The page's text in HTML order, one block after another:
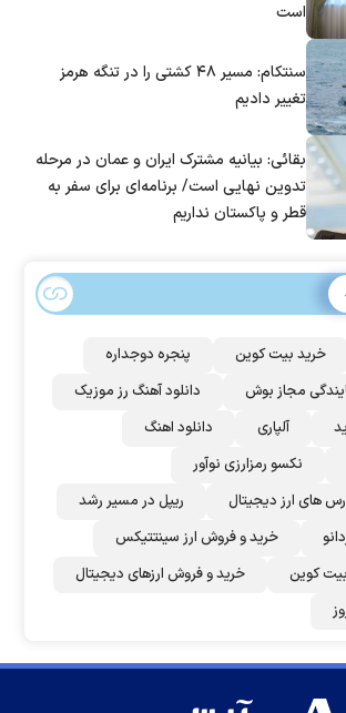
است
سنتکام: مسیر ۴۸ کشتی را در تنگه هرمز
تغییر دادیم
بقائی: بیانیه مشترک ایران و عمان در مرحله
تدوین نهایی است/ برنامه‌ای برای سفر به
قطر و پاکستان نداریم
خرید بیت کوین
پنجره دوجداره
مجاز بوش
دانلود آهنگ رز‌ موزیک
آلپاری
دانلود اهنگ
نکسو رمزارزی نوآور
های ارز دیجیتال
ریپل در مسیر رشد
خرید و فروش ارز سینتتیکس
کوین
خرید و فروش ارزهای دیجیتال